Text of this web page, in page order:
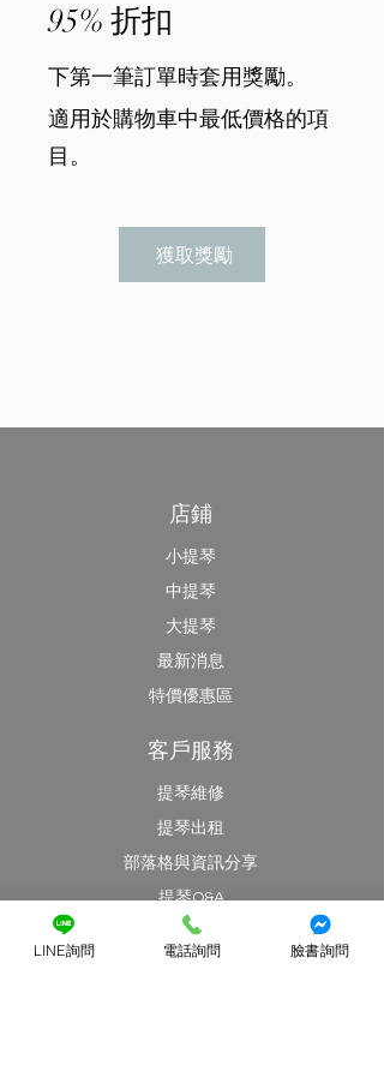
95% 折扣
下第一筆訂單時套用獎勵。
獲取獎勵
適用於購物車中最低價格的項
目。
店鋪
小提琴
中提琴
大提琴
最新消息
特價優惠區
客戶服務
提琴維修
提琴出租
​部落格與資訊分享
提琴Q&A
藝提弦樂
LINE詢問 電話詢問 臉書詢問